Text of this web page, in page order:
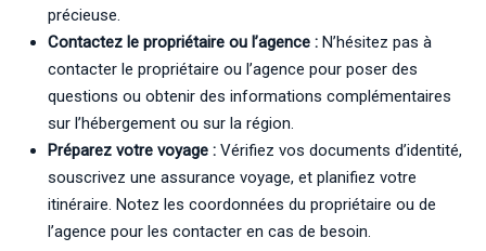
précieuse.
Contactez le propriétaire ou l’agence : N’hésitez pas à
contacter le propriétaire ou l’agence pour poser des
questions ou obtenir des informations complémentaires
sur l’hébergement ou sur la région.
Préparez votre voyage : Vérifiez vos documents d’identité,
souscrivez une assurance voyage, et planifiez votre
itinéraire. Notez les coordonnées du propriétaire ou de
l’agence pour les contacter en cas de besoin.